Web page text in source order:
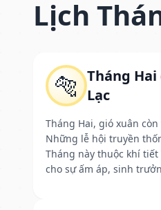
Lịch
🐅 Tháng Hai
Lạc
Tháng Hai, gió xuân
Những lễ hội truyền
Tháng này thuộc khí
cho sự ấm áp, sinh